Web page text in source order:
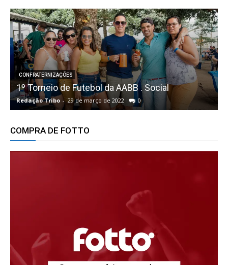
CONFRATERNIZAÇÕES
1º Torneio de Futebol da AABB . Social
Redação Tribo - 29 de março de 2022 0
COMPRA DE FOTTO